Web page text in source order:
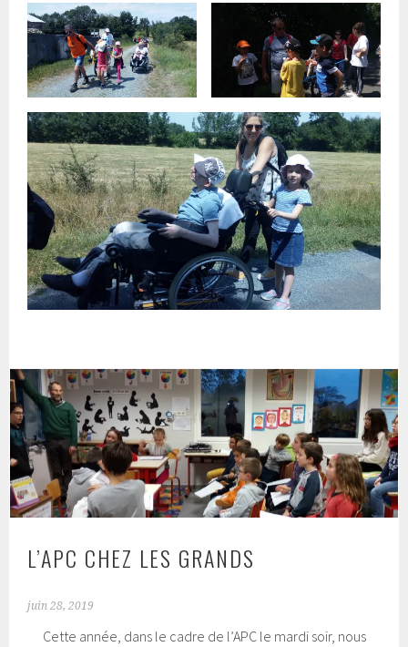
L’APC CHEZ LES GRANDS
juin 28, 2019
Cette année, dans le cadre de l’APC le mardi soir, nous